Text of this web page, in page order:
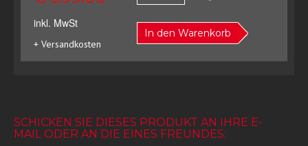
inkl. MwSt
+ Versandkosten
In den Warenkorb
SCHICKEN SIE DIESES PRODUKT AN IHRE E-
MAIL ODER AN DIE EINES FREUNDES: